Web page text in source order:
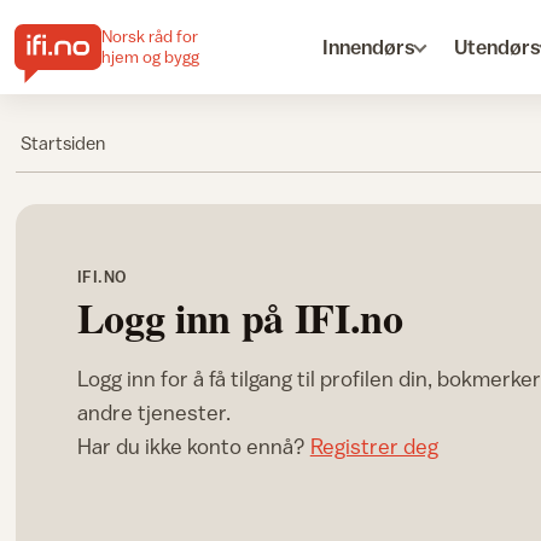
Norsk råd for
hjem og bygg
Innendørs Utendørs
Startsiden
IFI.NO
Logg inn på IFI.no
Logg inn for å få tilgang til profilen din,
andre tjenester.
Har du ikke konto ennå? Registrer deg